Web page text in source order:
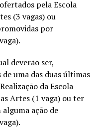
pela Escola
(3 vagas) ou
por
deverão ser,
uma das duas últimas
da Escola
Artes (1 vaga) ou ter
ação de